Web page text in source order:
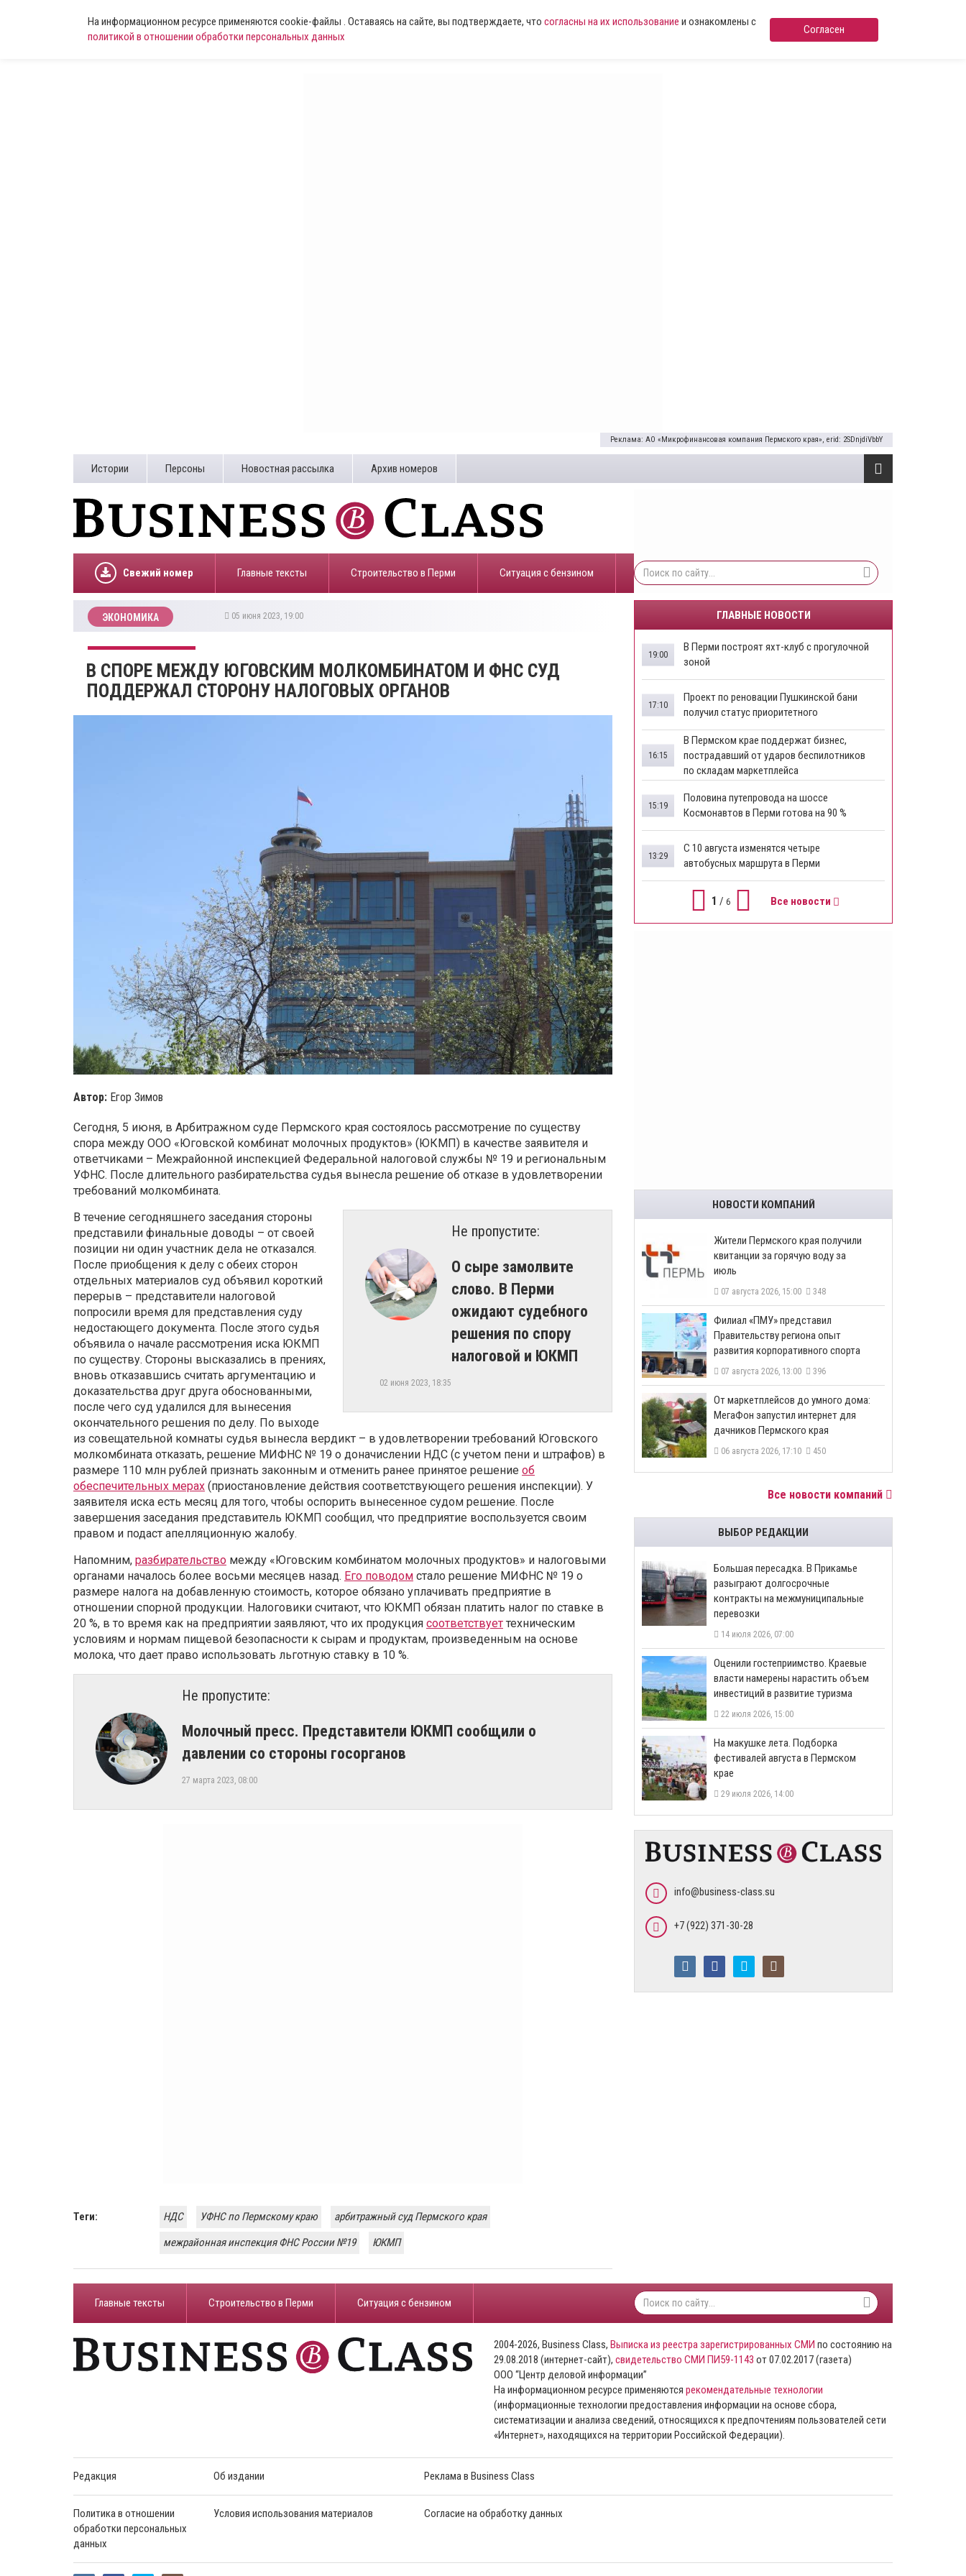
На информационном ресурсе применяются cookie-файлы . Оставаясь на сайте, вы подтверждаете, что согласны на их использование и ознакомлены с
политикой в отношении обработки персональных данных
Согласен
Реклама: АО «Микрофинансовая компания Пермского края», erid: 2SDnjdiVbbY
Истории Персоны Новостная рассылка Архив номеров
Свежий номер Главные тексты Строительство в Перми ​Ситуация с бензином
ЭКОНОМИКА 05 июня 2023, 19:00
​В СПОРЕ МЕЖДУ ЮГОВСКИМ МОЛКОМБИНАТОМ И ФНС СУД
ПОДДЕРЖАЛ СТОРОНУ НАЛОГОВЫХ ОРГАНОВ
Автор: Егор Зимов
Сегодня, 5 июня, в Арбитражном суде Пермского края состоялось рассмотрение по существу
спора между ООО «Юговской комбинат молочных продуктов» (ЮКМП) в качестве заявителя и
ответчиками – Межрайонной инспекцией Федеральной налоговой службы № 19 и региональным
УФНС. После длительного разбирательства судья вынесла решение об отказе в удовлетворении
требований молкомбината.
Не пропустите:
О сыре замолвите
слово. В Перми
ожидают судебного
решения по спору
налоговой и ЮКМП
02 июня 2023, 18:35
В течение сегодняшнего заседания стороны
представили финальные доводы – от своей
позиции ни один участник дела не отказался.
После приобщения к делу с обеих сторон
отдельных материалов суд объявил короткий
перерыв – представители налоговой
попросили время для представления суду
недостающего документа. После этого судья
объявила о начале рассмотрения иска ЮКМП
по существу. Стороны высказались в прениях,
вновь отказавшись считать аргументацию и
доказательства друг друга обоснованными,
после чего суд удалился для вынесения
окончательного решения по делу. По выходе
из совещательной комнаты судья вынесла вердикт – в удовлетворении требований Юговского
молкомбината отказать, решение МИФНС № 19 о доначислении НДС (с учетом пени и штрафов) в
размере 110 млн рублей признать законным и отменить ранее принятое решение об
обеспечительных мерах (приостановление действия соответствующего решения инспекции). У
заявителя иска есть месяц для того, чтобы оспорить вынесенное судом решение. После
завершения заседания представитель ЮКМП сообщил, что предприятие воспользуется своим
правом и подаст апелляционную жалобу.
Напомним, разбирательство между «Юговским комбинатом молочных продуктов» и налоговыми
органами началось более восьми месяцев назад. Его поводом стало решение МИФНС № 19 о
размере налога на добавленную стоимость, которое обязано уплачивать предприятие в
отношении спорной продукции. Налоговики считают, что ЮКМП обязан платить налог по ставке в
20 %, в то время как на предприятии заявляют, что их продукция соответствует техническим
условиям и нормам пищевой безопасности к сырам и продуктам, произведенным на основе
молока, что дает право использовать льготную ставку в 10 %.
Не пропустите:
Молочный пресс. Представители ЮКМП сообщили о
давлении со стороны госорганов
27 марта 2023, 08:00
Теги: НДС УФНС по Пермскому краю
арбитражный суд Пермского края
межрайонная инспекция ФНС России №19
ЮКМП
ГЛАВНЫЕ НОВОСТИ
В Перми построят яхт-клуб с прогулочной
зоной
19:00
​Проект по реновации Пушкинской бани
получил статус приоритетного
17:10
​В Пермском крае поддержат бизнес,
пострадавший от ударов беспилотников
по складам маркетплейса
16:15
​Половина путепровода на шоссе
Космонавтов в Перми готова на 90 %
15:19
​С 10 августа изменятся четыре
автобусных маршрута в Перми
13:29
1 / 6 Все новости
НОВОСТИ КОМПАНИЙ
​Жители Пермского края получили
квитанции за горячую воду за
июль
07 августа 2026, 15:00 348
​Филиал «ПМУ» представил
Правительству региона опыт
развития корпоративного спорта
07 августа 2026, 13:00 396
От маркетплейсов до умного дома:
МегаФон запустил интернет для
дачников Пермского края
06 августа 2026, 17:10 450
Все новости компаний
ВЫБОР РЕДАКЦИИ
Большая пересадка. В Прикамье
разыграют долгосрочные
контракты на межмуниципальные
перевозки
14 июля 2026, 07:00
Оценили гостеприимство. Краевые
власти намерены нарастить объем
инвестиций в развитие туризма
22 июля 2026, 15:00
На макушке лета. Подборка
фестивалей августа в Пермском
крае
29 июля 2026, 14:00
info@business-class.su
+7 (922) 371-30-28
Главные тексты Строительство в Перми ​Ситуация с бензином
2004-2026, Business Class, Выписка из реестра зарегистрированных СМИ по состоянию на
29.08.2018 (интернет-сайт), свидетельство СМИ ПИ59-1143 от 07.02.2017 (газета)
ООО “Центр деловой информации”
На информационном ресурсе применяются рекомендательные технологии
(информационные технологии предоставления информации на основе сбора,
систематизации и анализа сведений, относящихся к предпочтениям пользователей сети
«Интернет», находящихся на территории Российской Федерации).
Редакция Об издании Реклама в Business Class
Политика в отношении
обработки персональных
данных
Условия использования материалов Согласие на обработку данных